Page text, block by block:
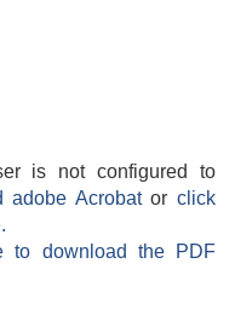
is not configured to
adobe Acrobatorclick
to download the PDF